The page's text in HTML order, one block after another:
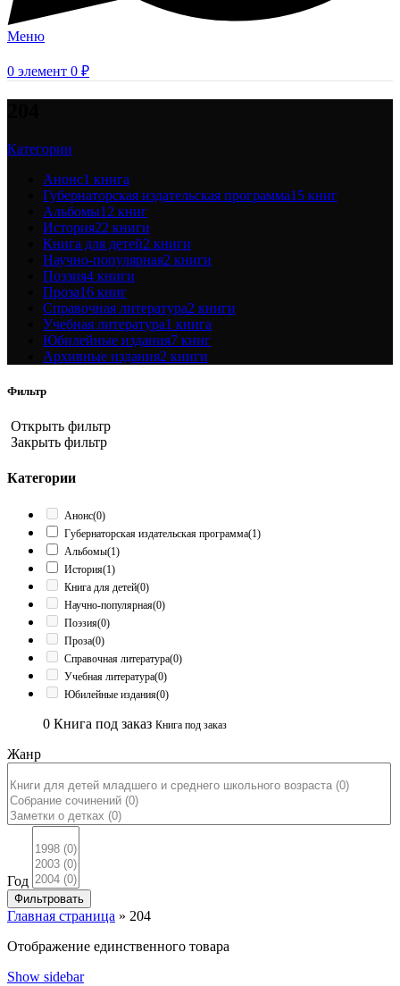
Меню
0 элемент 0 ₽
Категории
Анонс1 книга
Губернаторская издательская программа15 книг
Альбомы12 книг
История22 книги
Книга для детей2 книги
Научно-популярная2 книги
Поэзия4 книги
Проза16 книг
Справочная литература2 книги
Учебная литература1 книга
Юбилейные издания7 книг
Архивные издания2 книги
Фильтр
Открыть фильтр
Закрыть фильтр
Категории
Анонс(0)
Губернаторская издательская программа(1)
Альбомы(1)
История(1)
Книга для детей(0)
Научно-популярная(0)
Поэзия(0)
Проза(0)
Справочная литература(0)
Учебная литература(0)
Юбилейные издания(0)
0 Книга под заказ Книга под заказ
Жанр
Год
Фильтровать
Главная страница » 204
Отображение единственного товара
Show sidebar